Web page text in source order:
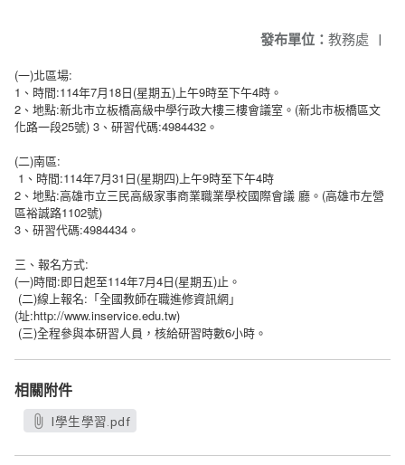
發布單位： 教務處 |
(一)北區場:
1、時間:114年7月18日(星期五)上午9時至下午4時。
2、地點:新北市立板橋高級中學行政大樓三樓會議室。(新北市板橋區文
化路一段25號) 3、研習代碼:4984432。
(二)南區:
1、時間:114年7月31日(星期四)上午9時至下午4時
2、地點:高雄市立三民高級家事商業職業學校國際會議 廳。(高雄市左營
區裕誠路1102號)
3、研習代碼:4984434。
三、報名方式:
(一)時間 : 即日起至114年7月 4 日 (星期五)止。
(二)線上報名: 「全國教師在職進修資訊網」
(址:http://www.inservice.edu.tw)
(三)全程參與本研習人員，核給研習時數6小時。
相關附件
l學生學習.pdf